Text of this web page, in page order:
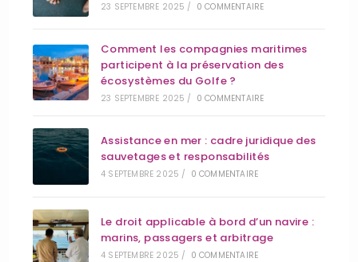
23 SEPTEMBRE 2025 / 0 COMMENTAIRE
Comment les compagnies maritimes
participent à la préservation des
écosystèmes du Golfe ?
23 SEPTEMBRE 2025 / 0 COMMENTAIRE
Assistance en mer : cadre juridique des
sauvetages et responsabilités
4 SEPTEMBRE 2025 / 0 COMMENTAIRE
Le droit applicable à bord d’un navire :
marins, passagers et arbitrage
4 SEPTEMBRE 2025 / 0 COMMENTAIRE